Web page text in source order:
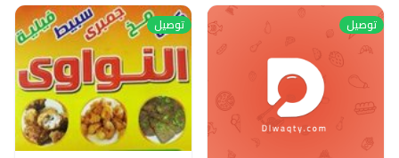
توصيل توصيل